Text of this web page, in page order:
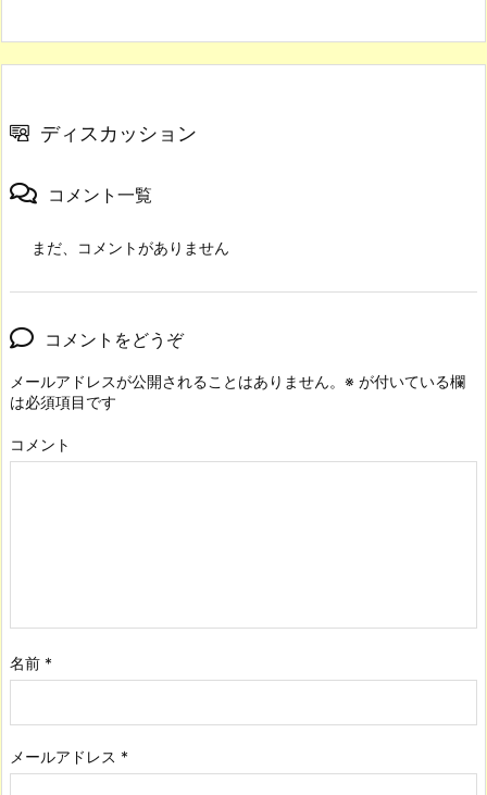
ディスカッション
コメント一覧
まだ、コメントがありません
コメントをどうぞ
メールアドレスが公開されることはありません。 ※ が付いている欄
は必須項目です
コメント
名前 *
メールアドレス *